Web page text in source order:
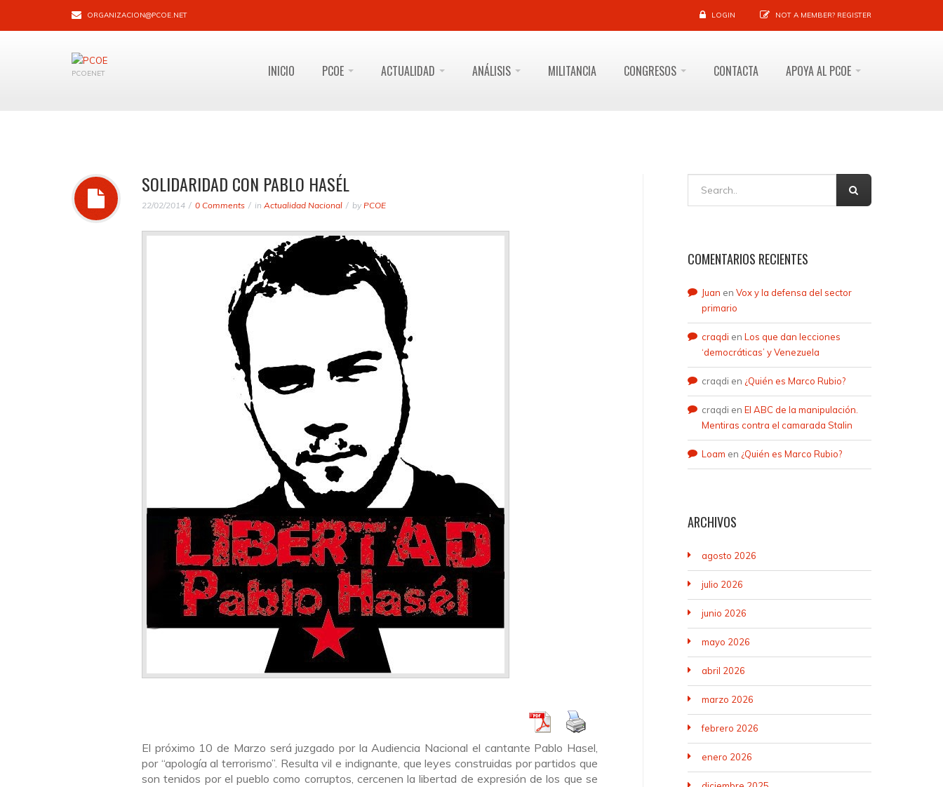
ORGANIZACION@PCOE.NET LOGIN NOT A MEMBER? REGISTER
PCOENET INICIO PCOE ACTUALIDAD ANÁLISIS MILITANCIA CONGRESOS CONTACTA APOYA AL PCOE
SOLIDARIDAD CON PABLO HASÉL
22/02/2014 0 Comments in Actualidad Nacional by PCOE
El próximo 10 de Marzo será juzgado por la Audiencia Nacional el cantante Pablo Hasel,
por “apología al terrorismo”. Resulta vil e indignante, que leyes construidas por partidos que
son tenidos por el pueblo como corruptos, cercenen la libertad de expresión de los que se
COMENTARIOS RECIENTES
Juan en Vox y la defensa del sector
primario
craqdi en Los que dan lecciones
‘democráticas’ y Venezuela
craqdi en ¿Quién es Marco Rubio?
craqdi en El ABC de la manipulación.
Mentiras contra el camarada Stalin
Loam en ¿Quién es Marco Rubio?
ARCHIVOS
agosto 2026
julio 2026
junio 2026
mayo 2026
abril 2026
marzo 2026
febrero 2026
enero 2026